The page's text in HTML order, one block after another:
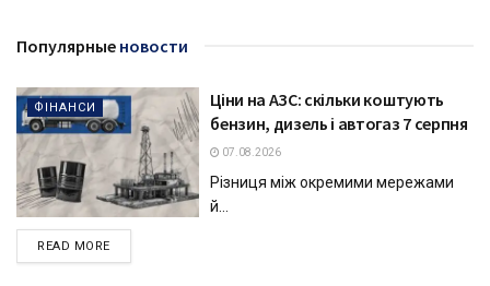
Популярные новости
ФІНАНСИ
Ціни на АЗС: скільки коштують
бензин, дизель і автогаз 7 серпня
07.08.2026
Різниця між окремими мережами
й...
READ MOREDETAILS